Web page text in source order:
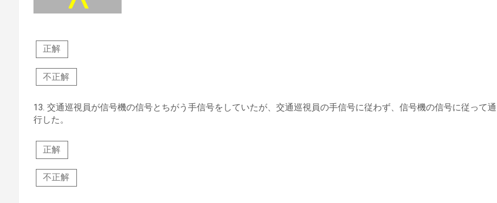
正解
不正解
13. 交通巡視員が信号機の信号とちがう手信号をしていたが、交通巡視員の手信号に従わず、信号機の信号に従って通
行した。
正解
不正解